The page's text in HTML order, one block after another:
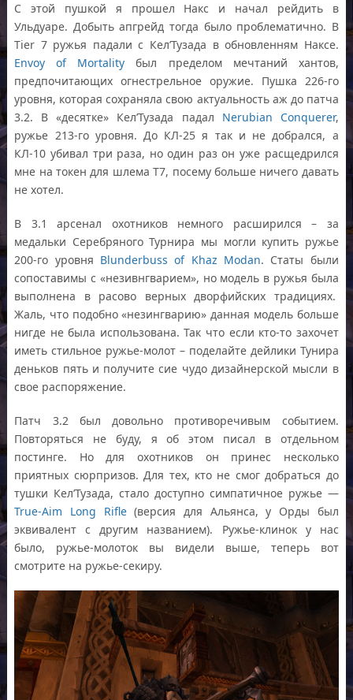
С этой пушкой я прошел Накс и начал рейдить в
Ульдуаре. Добыть апгрейд тогда было проблематично. В
Tier 7 ружья падали с Кел’Тузада в обновленням Наксе.
Envoy of Mortality был пределом мечтаний хантов,
предпочитающих огнестрельное оружие. Пушка 226-го
уровня, которая сохраняла свою актуальность аж до патча
3.2. В «десятке» Кел’Тузада падал Nerubian Conquerer,
ружье 213-го уровня. До КЛ-25 я так и не добрался, а
КЛ-10 убивал три раза, но один раз он уже расщедрился
мне на токен для шлема T7, посему больше ничего давать
не хотел.
В 3.1 арсенал охотников немного расширился – за
медальки Серебряного Турнира мы могли купить ружье
200-го уровня Blunderbuss of Khaz Modan. Статы были
сопоставимы с «незивнгварием», но модель в ружья была
выполнена в расово верных дворфийских традициях.
Жаль, что подобно «незингварию» данная модель больше
нигде не была использована. Так что если кто-то захочет
иметь стильное ружье-молот – поделайте дейлики Тунира
деньков пять и получите сие чудо дизайнерской мысли в
свое распоряжение.
Патч 3.2 был довольно противоречивым событием.
Повторяться не буду, я об этом писал в отдельном
постинге. Но для охотников он принес несколько
приятных сюрпризов. Для тех, кто не смог добраться до
тушки Кел’Тузада, стало доступно симпатичное ружье —
True-Aim Long Rifle(версия для Альянса, у Орды был
эквивалент с другим названием). Ружье-клинок у нас
было, ружье-молоток вы видели выше, теперь вот
смотрите на ружье-секиру.